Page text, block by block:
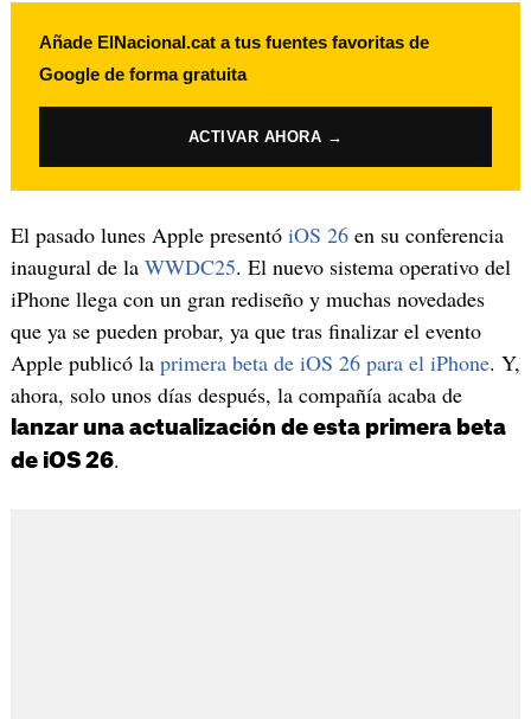
Añade ElNacional.cat a tus fuentes favoritas de
Google de forma gratuita
ACTIVAR AHORA →
El pasado lunes Apple presentó iOS 26en su conferencia
inaugural de la WWDC25. El nuevo sistema operativo del
iPhone llega con un gran rediseño y muchas novedades
que ya se pueden probar, ya que tras finalizar el evento
Apple publicó la primera beta de iOS 26 para el iPhone. Y,
ahora, solo unos días después, la compañía acaba de
lanzar una actualización de esta primera beta
de iOS 26.